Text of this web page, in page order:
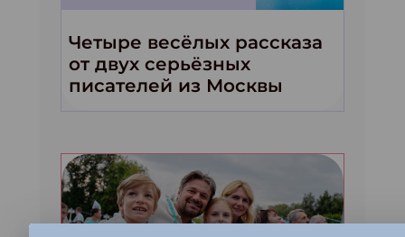
Четыре весёлых рассказа
от двух серьёзных
писателей из Москвы